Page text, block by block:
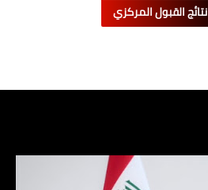
نتائج القبول المركزي